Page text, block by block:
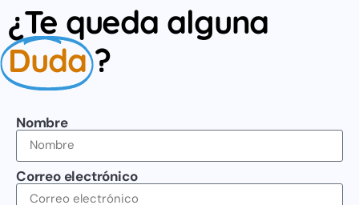
¿Te queda alguna
Duda ?
Nombre
Correo electrónico